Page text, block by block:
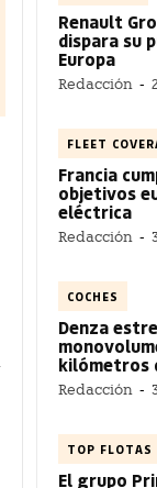
Renault
dispara su
Europa
Redacción -
FLEET
Francia
objetivos
eléctrica
Redacción -
COCHES
Denza
kilómetros
Redacción -
TOP FLOTAS
El grupo